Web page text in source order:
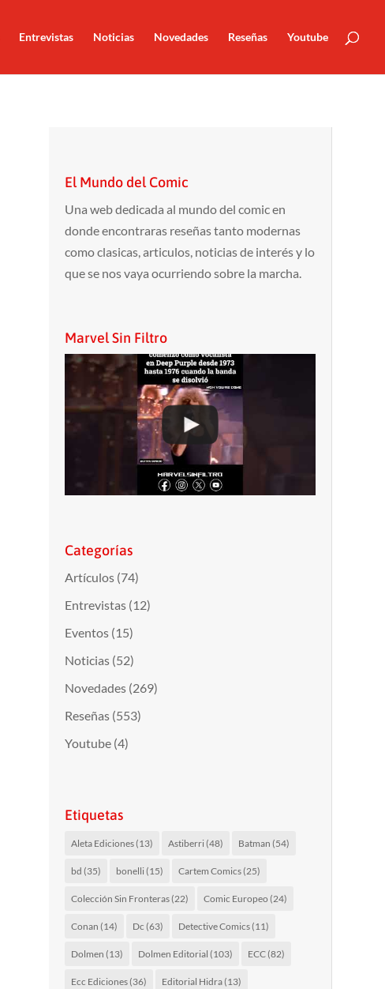
Entrevistas Noticias Novedades Reseñas Youtube
El Mundo del Comic
Una web dedicada al mundo del comic en
donde encontraras reseñas tanto modernas
como clasicas, articulos, noticias de interés y lo
que se nos vaya ocurriendo sobre la marcha.
Marvel Sin Filtro
Categorías
Artículos(74)
Entrevistas(12)
Eventos(15)
Noticias(52)
Novedades(269)
Reseñas(553)
Youtube(4)
Etiquetas
Aleta Ediciones(13) Astiberri(48) Batman (54)
bd (35) bonelli(15) Cartem Comics(25)
Colección Sin Fronteras(22) Comic Europeo (24)
Conan (14) Dc (63) Detective Comics(11)
Dolmen (13) Dolmen Editorial (103) ECC(82)
Ecc Ediciones(36) Editorial Hidra(13)